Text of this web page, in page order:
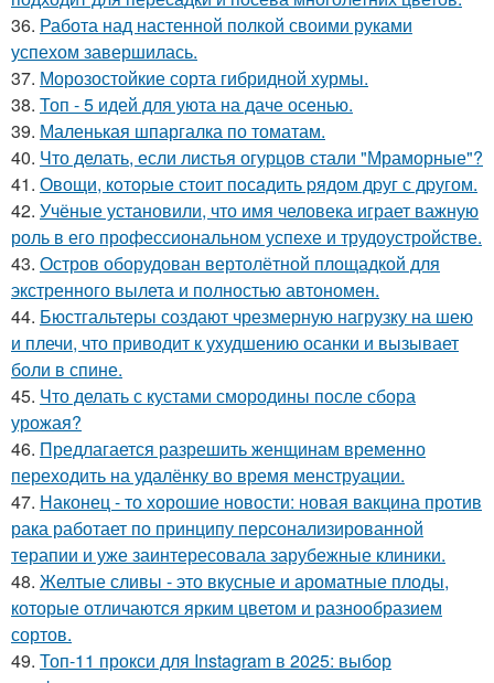
36. Работа над настенной полкой своими руками
успехом завершилась.
37. Морозостойкие сорта гибридной хурмы.
38. Топ - 5 идей для уюта на даче осенью.
39. Маленькая шпаргалка по томатам.
40. Что делать, если листья огурцов стали "Мраморные"?
41. Овощи, кoтopыe стoит пoсaдить pядoм дpуг с дpугом.
42. Учёные установили, что имя человека играет важную
роль в его профессиональном успехе и трудоустройстве.
43. Остров оборудован вертолётной площадкой для
экстренного вылета и полностью автономен.
44. Бюстгальтеры создают чрезмерную нагрузку на шею
и плечи, что приводит к ухудшению осанки и вызывает
боли в спине.
45. Что делать с кустами смородины после сбора
урожая?
46. Предлагается разрешить женщинам временно
переходить на удалёнку во время менструации.
47. Наконец - то хорошие новости: новая вакцина против
рака работает по принципу персонализированной
терапии и уже заинтересовала зарубежные клиники.
48. Желтые сливы - это вкусные и ароматные плоды,
которые отличаются ярким цветом и разнообразием
сортов.
49. Топ-11 прокси для Instagram в 2025: выбор